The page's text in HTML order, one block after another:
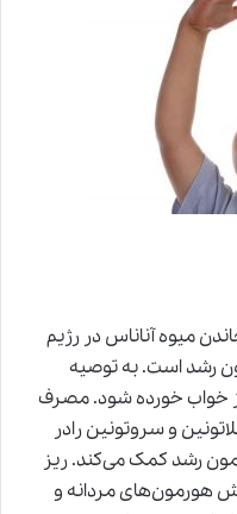
میوه آناناس در رژیم
رشد است. به توصیه
خواب خورده شود. مصرف
و سروتونین رادر
رشد کمک می‌کند. ریز
هورمون‌های مردانه و